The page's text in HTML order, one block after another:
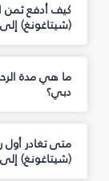
كيف أدفع ثمن
(شيتاغونغ)
ما هي مدة
دبي؟
متى تغادر
(شيتاغونغ)